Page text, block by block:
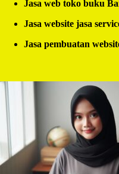
Jasa web toko buku
Jasa website jasa
Jasa pembuatan